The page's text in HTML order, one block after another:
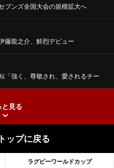
ブンズ全国大会の規模拡大へ
藤龍之介、鮮烈デビュー
「強く、尊敬され、愛されるチー
27年W杯の主審、遠のいた夢」
と見る
ップに戻る
ラグビーワールドカップ